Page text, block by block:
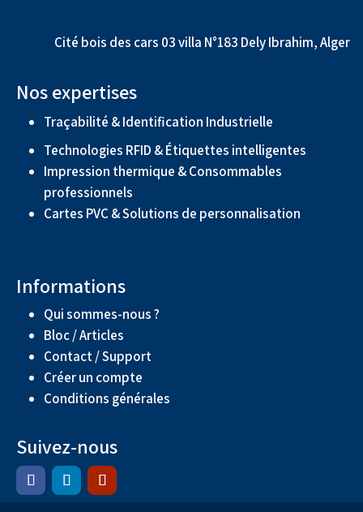
Cité bois des cars 03 villa N°183 Dely Ibrahim, Alger
Nos expertises
Traçabilité & Identification Industrielle
Technologies RFID & Étiquettes intelligentes
Impression thermique & Consommables
professionnels
Cartes PVC & Solutions de personnalisation
Informations
Qui sommes-nous ?
Bloc / Articles
Contact / Support
Créer un compte
Conditions générales
Suivez-nous